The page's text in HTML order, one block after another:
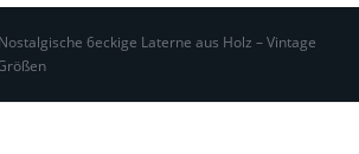
Nostalgische 6eckige Laterne aus Holz – Vintage